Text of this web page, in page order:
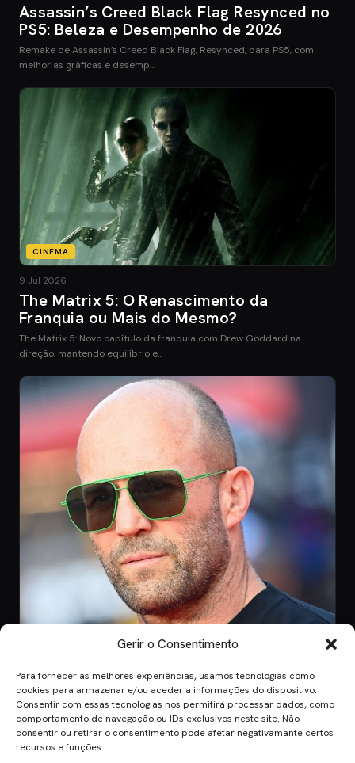
Gerir o Consentimento
Para fornecer as melhores experiências, usamos tecnologias como
cookies para armazenar e/ou aceder a informações do dispositivo.
Consentir com essas tecnologias nos permitirá processar dados, como
comportamento de navegação ou IDs exclusivos neste site. Não
consentir ou retirar o consentimento pode afetar negativamante certos
recursos e funções.
Assassin’s Creed Black Flag Resynced no
PS5: Beleza e Desempenho de 2026
Remake de Assassin’s Creed Black Flag, Resynced, para PS5, com
melhorias gráficas e desemp…
CINEMA
9 Jul 2026
The Matrix 5: O Renascimento da
Franquia ou Mais do Mesmo?
The Matrix 5: Novo capítulo da franquia com Drew Goddard na
direção, mantendo equilíbrio e…
CINEMA
8 Jul 2026
Mutiny: O Novo Thriller de Ação de Jason
Statham em 2026